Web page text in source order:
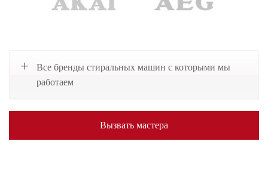
Все бренды стиральных машин с которыми мы
работаем
Вызвать мастера